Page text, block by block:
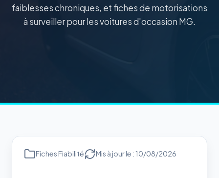
faiblesses chroniques, et fiches de motorisations
à surveiller pour les voitures d'occasion MG.
Fiches Fiabilité Mis à jour le : 10/08/2026